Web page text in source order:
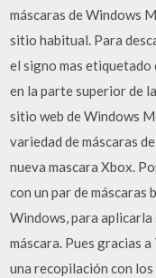
máscaras de Windows
sitio habitual. Para
el signo mas etiquetado
en la parte superior de
sitio web de Windows
variedad de máscaras
nueva mascara Xbox.
con un par de máscaras
Windows, para
máscara. Pues gracias
una recopilación con